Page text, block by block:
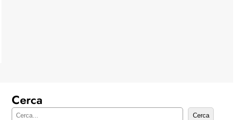
Cerca
C
Cerca